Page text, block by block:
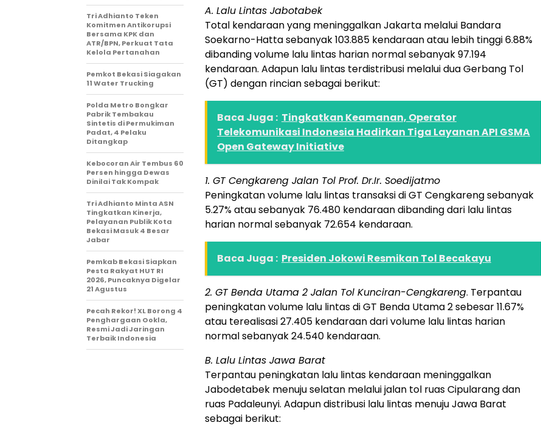
A. Lalu Lintas Jabotabek
Total kendaraan yang meninggalkan Jakarta melalui Bandara
Soekarno-Hatta sebanyak 103.885 kendaraan atau lebih tinggi 6.88%
dibanding volume lalu lintas harian normal sebanyak 97.194
kendaraan. Adapun lalu lintas terdistribusi melalui dua Gerbang Tol
(GT) dengan rincian sebagai berikut:
Baca Juga : Tingkatkan Keamanan, Operator
Telekomunikasi Indonesia Hadirkan Tiga Layanan API GSMA
Open Gateway Initiative
1. GT Cengkareng Jalan Tol Prof. Dr.Ir. Soedijatmo
Peningkatan volume lalu lintas transaksi di GT Cengkareng sebanyak
5.27% atau sebanyak 76.480 kendaraan dibanding dari lalu lintas
harian normal sebanyak 72.654 kendaraan.
Baca Juga : Presiden Jokowi Resmikan Tol Becakayu
2. GT Benda Utama 2 Jalan Tol Kunciran-Cengkareng. Terpantau
peningkatan volume lalu lintas di GT Benda Utama 2 sebesar 11.67%
atau terealisasi 27.405 kendaraan dari volume lalu lintas harian
normal sebanyak 24.540 kendaraan.
B. Lalu Lintas Jawa Barat
Terpantau peningkatan lalu lintas kendaraan meninggalkan
Jabodetabek menuju selatan melalui jalan tol ruas Cipularang dan
ruas Padaleunyi. Adapun distribusi lalu lintas menuju Jawa Barat
sebagai berikut:
Tri Adhianto Teken
Komitmen Antikorupsi
Bersama KPK dan
ATR/BPN, Perkuat Tata
Kelola Pertanahan
Pemkot Bekasi Siagakan
11 Water Trucking
Polda Metro Bongkar
Pabrik Tembakau
Sintetis di Permukiman
Padat, 4 Pelaku
Ditangkap
Kebocoran Air Tembus 60
Persen hingga Dewas
Dinilai Tak Kompak
Tri Adhianto Minta ASN
Tingkatkan Kinerja,
Pelayanan Publik Kota
Bekasi Masuk 4 Besar
Jabar
Pemkab Bekasi Siapkan
Pesta Rakyat HUT RI
2026, Puncaknya Digelar
21 Agustus
Pecah Rekor! XL Borong 4
Penghargaan Ookla,
Resmi Jadi Jaringan
Terbaik Indonesia